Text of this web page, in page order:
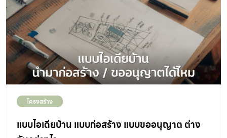
โครงสร้าง
แบบไอเดียบ้าน แบบก่อสร้าง แบบขออนุญาต ต่าง